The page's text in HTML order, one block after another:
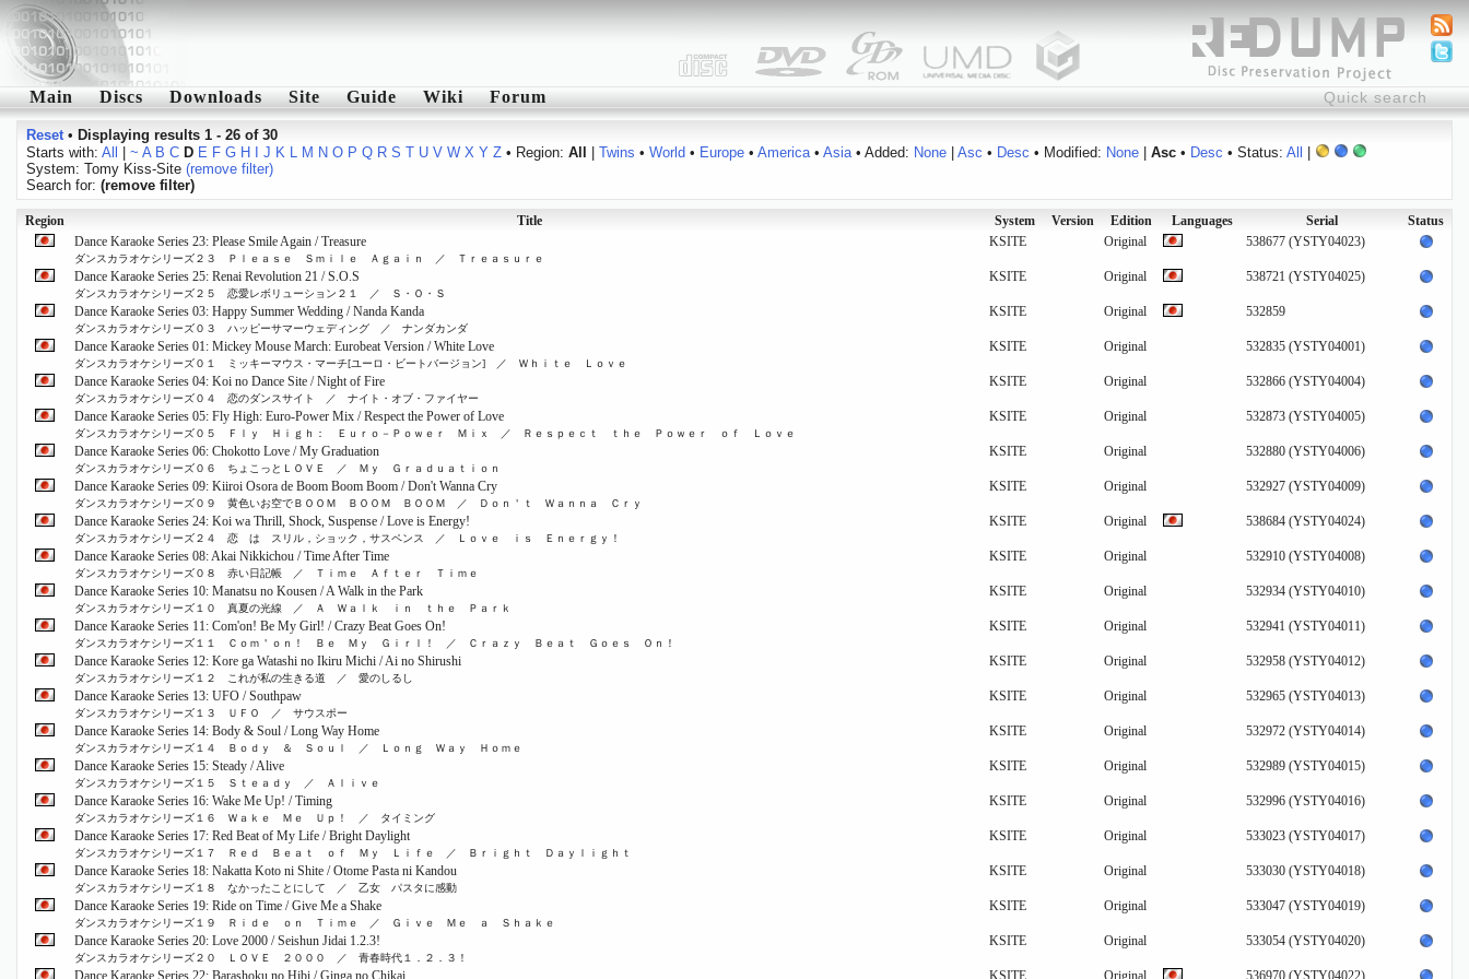
Main Discs Downloads Site Guide Wiki Forum
Reset• Displaying results 1 - 26 of 30
Starts with: All ~ A B C D E F G H J K L M N O P Q R S T U V W X Y Z• Region: All Twins • World • Europe• America• Asia• Added: None| Asc • Desc • Modified: None| Asc• Desc • Status: All
System: Tomy Kiss-Site (remove filter)
Search for: (remove filter)
Region Title System Version Edition Languages Serial
Status
Dance Karaoke Series 23: Please Smile Again / Treasure
ダンスカラオケシリーズ２３ Ｐｌｅａｓｅ Ｓｍｉｌｅ Ａｇａｉｎ ／ Ｔｒｅａｓｕｒｅ
KSITE Original 538677 (YSTY04023)
Dance Karaoke Series 25: Renai Revolution 21 / S.O.S
ダンスカラオケシリーズ２５ 恋愛レボリューション２１ ／ Ｓ・Ｏ・Ｓ
KSITE Original 538721 (YSTY04025)
Dance Karaoke Series 03: Happy Summer Wedding / Nanda Kanda
ダンスカラオケシリーズ０３ ハッピーサマーウェディング ／ ナンダカンダ
KSITE Original 532859
Dance Karaoke Series 01: Mickey Mouse March: Eurobeat Version / White Love
ダンスカラオケシリーズ０１ ミッキーマウス・マーチ[ユーロ・ビートバージョン] ／ Ｗｈｉｔｅ Ｌｏｖｅ
KSITE Original 532835 (YSTY04001)
Dance Karaoke Series 04: Koi no Dance Site / Night of Fire
ダンスカラオケシリーズ０４ 恋のダンスサイト ／ ナイト・オブ・ファイヤー
KSITE Original 532866 (YSTY04004)
Dance Karaoke Series 05: Fly High: Euro-Power Mix / Respect the Power of Love
ダンスカラオケシリーズ０５ Ｆｌｙ Ｈｉｇｈ： Ｅｕｒｏ－Ｐｏｗｅｒ Ｍｉｘ ／ Ｒｅｓｐｅｃｔ ｔｈｅ Ｐｏｗｅｒ ｏｆ Ｌｏｖｅ
KSITE Original 532873 (YSTY04005)
Dance Karaoke Series 06: Chokotto Love / My Graduation
ダンスカラオケシリーズ０６ ちょこっとＬＯＶＥ ／ Ｍｙ Ｇｒａｄｕａｔｉｏｎ
KSITE Original 532880 (YSTY04006)
Dance Karaoke Series 09: Kiiroi Osora de Boom Boom Boom / Don't Wanna Cry
ダンスカラオケシリーズ０９ 黄色いお空でＢＯＯＭ ＢＯＯＭ ＢＯＯＭ ／ Ｄｏｎ＇ｔ Ｗａｎｎａ Ｃｒｙ
KSITE Original 532927 (YSTY04009)
Dance Karaoke Series 24: Koi wa Thrill, Shock, Suspense / Love is Energy!
ダンスカラオケシリーズ２４ 恋 は スリル，ショック，サスペンス ／ Ｌｏｖｅ ｉｓ Ｅｎｅｒｇｙ！
KSITE Original 538684 (YSTY04024)
Dance Karaoke Series 08: Akai Nikkichou / Time After Time
ダンスカラオケシリーズ０８ 赤い日記帳 ／ Ｔｉｍｅ Ａｆｔｅｒ Ｔｉｍｅ
KSITE Original 532910 (YSTY04008)
Dance Karaoke Series 10: Manatsu no Kousen / A Walk in the Park
ダンスカラオケシリーズ１０ 真夏の光線 ／ Ａ Ｗａｌｋ ｉｎ ｔｈｅ Ｐａｒｋ
KSITE Original 532934 (YSTY04010)
Dance Karaoke Series 11: Com'on! Be My Girl! / Crazy Beat Goes On!
ダンスカラオケシリーズ１１ Ｃｏｍ＇ｏｎ！ Ｂｅ Ｍｙ Ｇｉｒｌ！ ／ Ｃｒａｚｙ Ｂｅａｔ Ｇｏｅｓ Ｏｎ！
KSITE Original 532941 (YSTY04011)
Dance Karaoke Series 12: Kore ga Watashi no Ikiru Michi / Ai no Shirushi
ダンスカラオケシリーズ１２ これが私の生きる道 ／ 愛のしるし
KSITE Original 532958 (YSTY04012)
Dance Karaoke Series 13: UFO / Southpaw
ダンスカラオケシリーズ１３ ＵＦＯ ／ サウスポー
KSITE Original 532965 (YSTY04013)
Dance Karaoke Series 14: Body & Soul / Long Way Home
ダンスカラオケシリーズ１４ Ｂｏｄｙ ＆ Ｓｏｕｌ ／ Ｌｏｎｇ Ｗａｙ Ｈｏｍｅ
KSITE Original 532972 (YSTY04014)
Dance Karaoke Series 15: Steady / Alive
ダンスカラオケシリーズ１５ Ｓｔｅａｄｙ ／ Ａｌｉｖｅ
KSITE Original 532989 (YSTY04015)
Dance Karaoke Series 16: Wake Me Up! / Timing
ダンスカラオケシリーズ１６ Ｗａｋｅ Ｍｅ Ｕｐ！ ／ タイミング
KSITE Original 532996 (YSTY04016)
Dance Karaoke Series 17: Red Beat of My Life / Bright Daylight
ダンスカラオケシリーズ１７ Ｒｅｄ Ｂｅａｔ ｏｆ Ｍｙ Ｌｉｆｅ ／ Ｂｒｉｇｈｔ Ｄａｙｌｉｇｈｔ
KSITE Original 533023 (YSTY04017)
Dance Karaoke Series 18: Nakatta Koto ni Shite / Otome Pasta ni Kandou
ダンスカラオケシリーズ１８ なかったことにして ／ 乙女 パスタに感動
KSITE Original 533030 (YSTY04018)
Dance Karaoke Series 19: Ride on Time / Give Me a Shake
ダンスカラオケシリーズ１９ Ｒｉｄｅ ｏｎ Ｔｉｍｅ ／ Ｇｉｖｅ Ｍｅ ａ Ｓｈａｋｅ
KSITE Original 533047 (YSTY04019)
Dance Karaoke Series 20: Love 2000 / Seishun Jidai 1.2.3!
ダンスカラオケシリーズ２０ ＬＯＶＥ ２０００ ／ 青春時代１．２．３！
KSITE Original 533054 (YSTY04020)
Dance Karaoke Series 22: Barashoku no Hibi / Ginga no Chikai KSITE Original 536970 (YSTY04022)